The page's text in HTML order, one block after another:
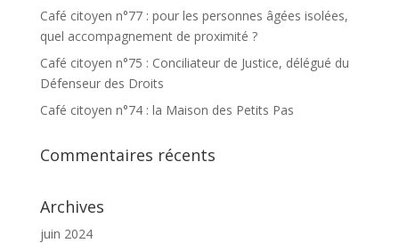
Café citoyen n°77 : pour les personnes âgées isolées,
quel accompagnement de proximité ?
Café citoyen n°75 : Conciliateur de Justice, délégué du
Défenseur des Droits
Café citoyen n°74 : la Maison des Petits Pas
Commentaires récents
Archives
juin 2024